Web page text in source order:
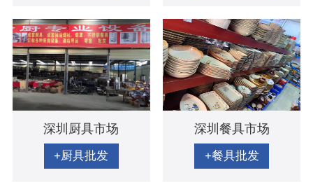
深圳厨具市场
+厨具批发
深圳餐具市场
+餐具批发